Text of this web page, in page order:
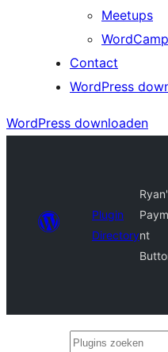
Meetups
Contact
WordPress
WordPress downloaden
Plugin
Directorynt
Plugins